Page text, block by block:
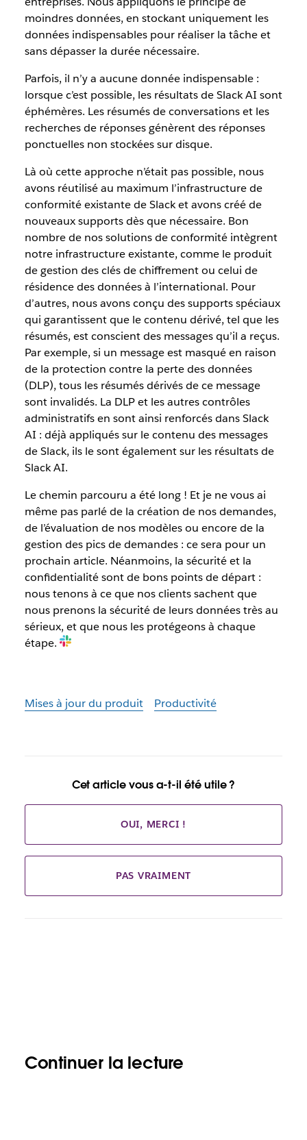
moindres données, en stockant uniquement les
données indispensables pour réaliser la tâche et
sans dépasser la durée nécessaire.
Parfois, il n’y a aucune donnée indispensable :
lorsque c’est possible, les résultats de Slack AI sont
éphémères. Les résumés de conversations et les
recherches de réponses génèrent des réponses
ponctuelles non stockées sur disque.
Là où cette approche n’était pas possible, nous
avons réutilisé au maximum l’infrastructure de
conformité existante de Slack et avons créé de
nouveaux supports dès que nécessaire. Bon
nombre de nos solutions de conformité intègrent
notre infrastructure existante, comme le produit
de gestion des clés de chiffrement ou celui de
résidence des données à l’international. Pour
d’autres, nous avons conçu des supports spéciaux
qui garantissent que le contenu dérivé, tel que les
résumés, est conscient des messages qu’il a reçus.
Par exemple, si un message est masqué en raison
de la protection contre la perte des données
(DLP), tous les résumés dérivés de ce message
sont invalidés. La DLP et les autres contrôles
administratifs en sont ainsi renforcés dans Slack
AI : déjà appliqués sur le contenu des messages
de Slack, ils le sont également sur les résultats de
Slack AI.
Le chemin parcouru a été long ! Et je ne vous ai
même pas parlé de la création de nos demandes,
de l’évaluation de nos modèles ou encore de la
gestion des pics de demandes : ce sera pour un
prochain article. Néanmoins, la sécurité et la
confidentialité sont de bons points de départ :
nous tenons à ce que nos clients sachent que
nous prenons la sécurité de leurs données très au
sérieux, et que nous les protégeons à chaque
étape.
Mises à jour du produit Productivité
Cet article vous a-t-il été utile ?
OUI, MERCI !
PAS VRAIMENT
Continuer la lecture